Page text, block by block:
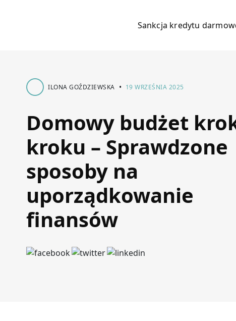
Sankcja kredytu
ILONA GOŹDZIEWSKA • 19 WRZEŚNIA 2025
Domowy budżet
kroku – Sprawdzone
sposoby na
uporządkowanie
finansów